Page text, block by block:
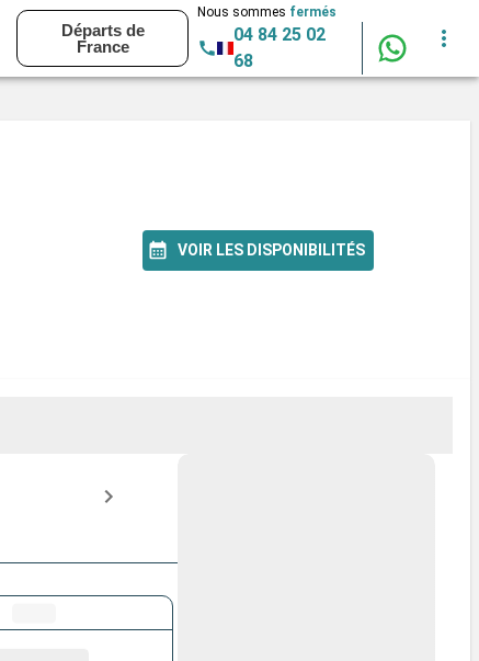
Départs de
France
Nous sommes fermés
04 84 25 02
68
VOIR LES DISPONIBILITÉS